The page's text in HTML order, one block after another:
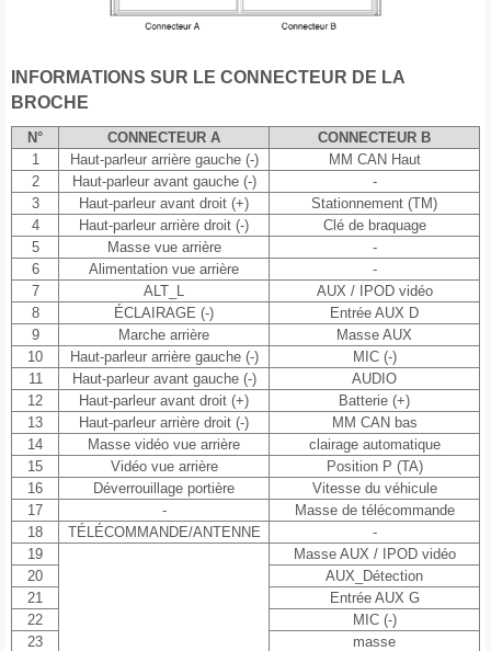
INFORMATIONS SUR LE CONNECTEUR DE LA
BROCHE
N° CONNECTEUR A
CONNECTEUR B
1
Haut-parleur arrière gauche (-)
MM CAN Haut
2
Haut-parleur avant gauche (-)
-
3
Haut-parleur avant droit (+)
Stationnement (TM)
4
Haut-parleur arrière droit (-)
Clé de braquage
5
Masse vue arrière
-
6
Alimentation vue arrière
-
7
ALT_L
AUX / IPOD vidéo
8
ÉCLAIRAGE (-)
Entrée AUX D
9
Marche arrière
Masse AUX
10
Haut-parleur arrière gauche (-)
MIC (-)
11
Haut-parleur avant gauche (-)
AUDIO
12
Haut-parleur avant droit (+)
Batterie (+)
13
Haut-parleur arrière droit (-)
MM CAN bas
14
Masse vidéo vue arrière
clairage automatique
15
Vidéo vue arrière
Position P (TA)
16
Déverrouillage portière
Vitesse du véhicule
17
-
Masse de télécommande
18
TÉLÉCOMMANDE/ANTENNE
-
19
Masse AUX / IPOD vidéo
20
AUX_Détection
21
Entrée AUX G
22
MIC (-)
23
masse